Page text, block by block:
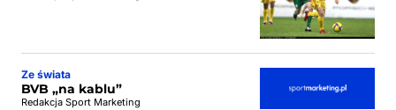
Ze świata
BVB „na kablu”
Redakcja Sport Marketing